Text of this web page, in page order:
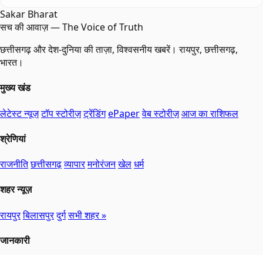
Sakar Bharat
सच की आवाज़ — The Voice of Truth
छत्तीसगढ़ और देश-दुनिया की ताज़ा, विश्वसनीय खबरें। रायपुर, छत्तीसगढ़,
भारत।
मुख्य खंड
लेटेस्ट न्यूज़टॉप स्टोरीज़ट्रेंडिंगePaperवेब स्टोरीज़आज का राशिफल
श्रेणियां
राजनीतिछत्तीसगढ़व्यापारमनोरंजनखेलधर्म
शहर न्यूज़
रायपुरबिलासपुरदुर्गसभी शहर »
जानकारी